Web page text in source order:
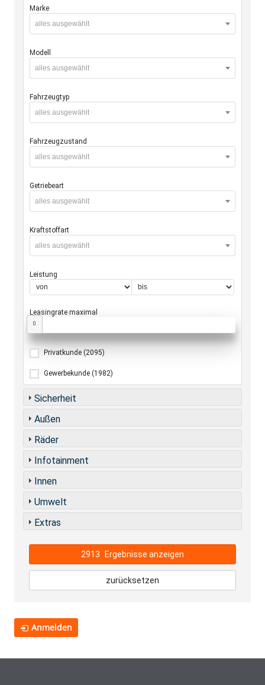
Marke
alles ausgewählt
Modell
alles ausgewählt
Fahrzeugtyp
alles ausgewählt
Fahrzeugzustand
alles ausgewählt
Getriebeart
alles ausgewählt
Kraftstoffart
alles ausgewählt
Leistung
Leasingrate maximal
0
Privatkunde (2095)
Gewerbekunde (1982)
Sicherheit
Außen
Räder
Infotainment
Innen
Umwelt
Extras
2913 Ergebnisse anzeigen
zurücksetzen
Anmelden